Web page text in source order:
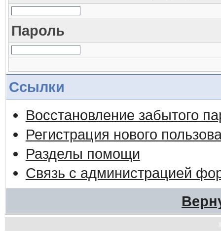
Пароль
Ссылки
Восстановление забытого
Регистрация нового
Разделы помощи
Связь с администрацией